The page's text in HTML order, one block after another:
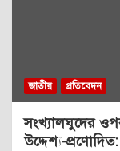
জাতীয় প্রতিবেদন
সংখ্যালঘুদের
উদ্দেশ্য-